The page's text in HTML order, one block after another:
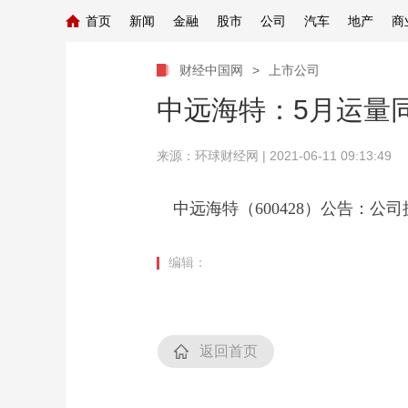
首页 新闻 金融 股市 公司 汽车 地产 商
财经中国网 > 上市公司
中远海特：5月运量
来源： 环球财经网 | 2021-06-11 09:13:49
中远海特（600428）公告：公
编辑：
返回首页